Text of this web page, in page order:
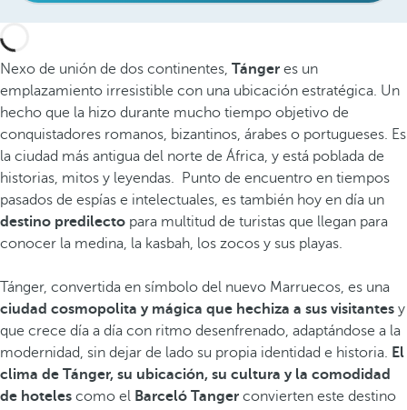
Nexo de unión de dos continentes, Tánger es un
emplazamiento irresistible con una ubicación estratégica. Un
hecho que la hizo durante mucho tiempo objetivo de
conquistadores romanos, bizantinos, árabes o portugueses. Es
la ciudad más antigua del norte de África, y está poblada de
historias, mitos y leyendas. Punto de encuentro en tiempos
pasados de espías e intelectuales, es también hoy en día un
destino predilecto para multitud de turistas que llegan para
conocer la medina, la kasbah, los zocos y sus playas.
Tánger, convertida en símbolo del nuevo Marruecos, es una
ciudad cosmopolita y mágica que hechiza a sus visitantes y
que crece día a día con ritmo desenfrenado, adaptándose a la
modernidad, sin dejar de lado su propia identidad e historia. El
clima de Tánger, su ubicación, su cultura y la comodidad
de hoteles como el Barceló Tanger convierten este destino